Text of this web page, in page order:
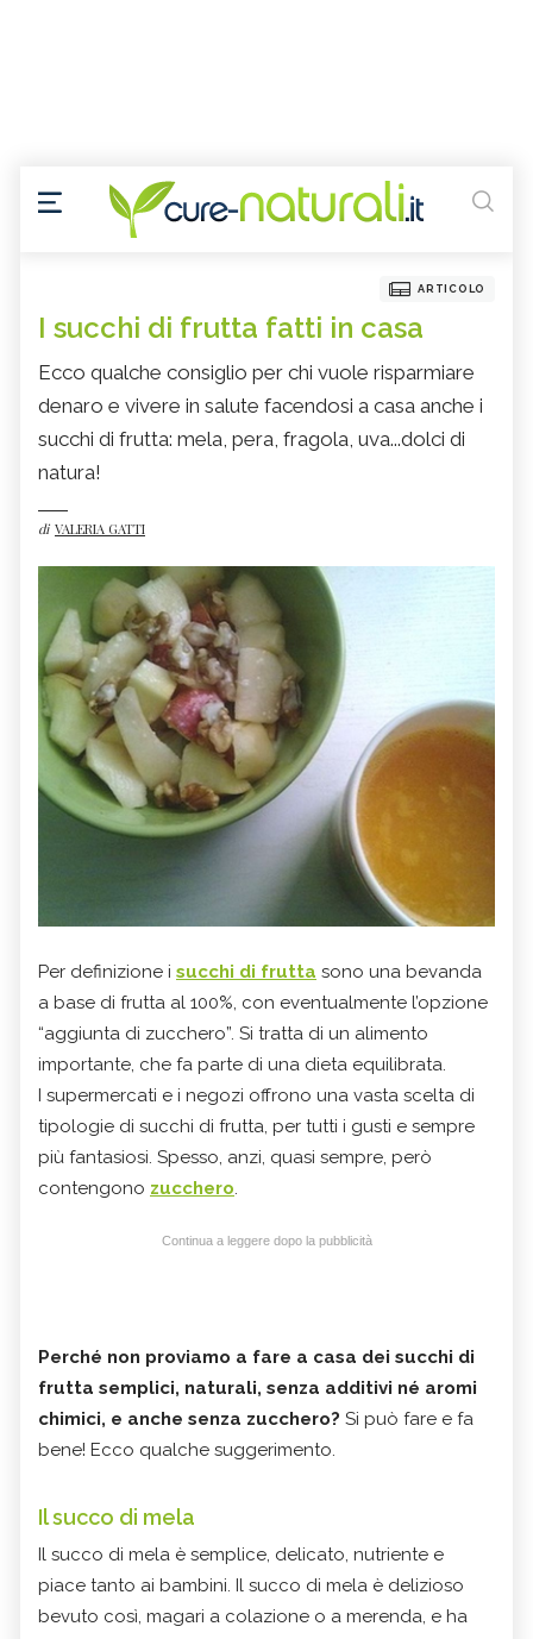
ARTICOLO
I succhi di frutta fatti in casa
Ecco qualche consiglio per chi vuole risparmiare
denaro e vivere in salute facendosi a casa anche i
succhi di frutta: mela, pera, fragola, uva...dolci di
natura!
di VALERIA GATTI
Per definizione i succhi di frutta sono una bevanda
a base di frutta al 100%, con eventualmente l’opzione
“aggiunta di zucchero”. Si tratta di un alimento
importante, che fa parte di una dieta equilibrata.
I supermercati e i negozi offrono una vasta scelta di
tipologie di succhi di frutta, per tutti i gusti e sempre
più fantasiosi. Spesso, anzi, quasi sempre, però
contengono zucchero.
Continua a leggere dopo la pubblicità
Perché non proviamo a fare a casa dei succhi di
frutta semplici, naturali, senza additivi né aromi
chimici, e anche senza zucchero? Si può fare e fa
bene! Ecco qualche suggerimento.
Il succo di mela
Il succo di mela è semplice, delicato, nutriente e
piace tanto ai bambini. Il succo di mela è delizioso
bevuto così, magari a colazione o a merenda, e ha